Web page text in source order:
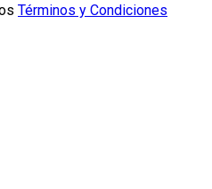
Términos y Condiciones